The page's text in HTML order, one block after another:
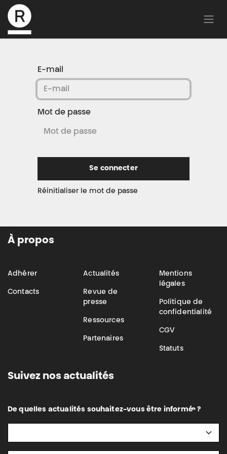
E-mail
Mot de passe
Se connecter
Réinitialiser le mot de passe
À propos
Adhérer
Contacts
Actualités
Revue de
presse
Ressources
Partenaires
Mentions
légales
Politique de
confidentialité
CGV
Statuts
Suivez nos actualités
De quelles actualités souhaitez-vous être informé·e ?